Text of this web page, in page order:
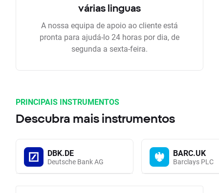
várias linguas
A nossa equipa de apoio ao cliente está
pronta para ajudá-lo 24 horas por dia, de
segunda a sexta-feira.
PRINCIPAIS INSTRUMENTOS
Descubra mais instrumentos
DBK.DE
Deutsche Bank AG
BARC.UK
Barclays PLC